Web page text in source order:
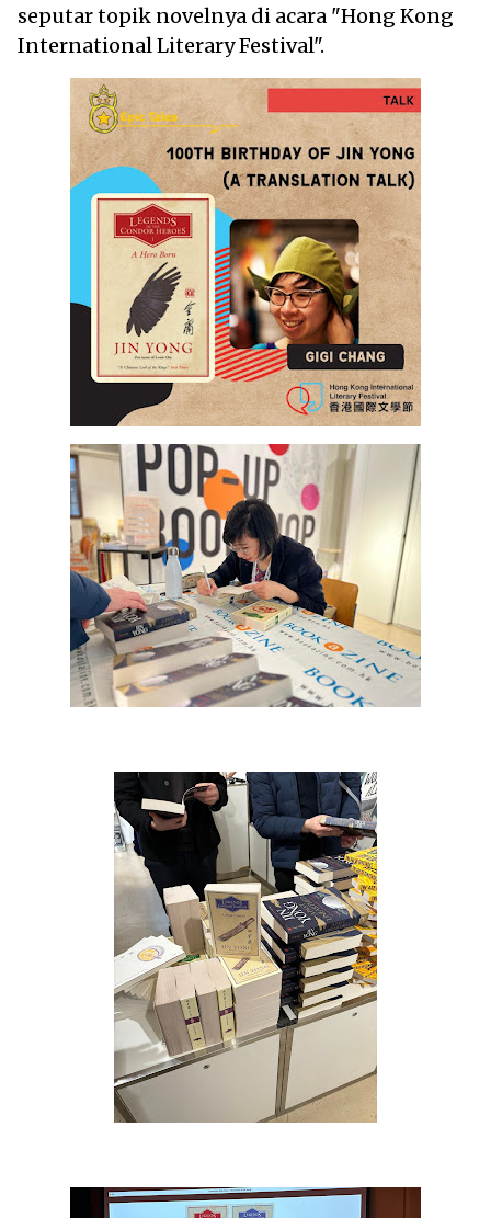
seputar topik novelnya di acara "Hong Kong
International Literary Festival".